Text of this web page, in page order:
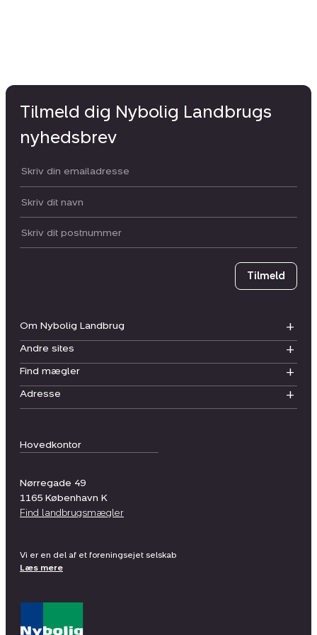
Hovedkontor
Nørregade 49
1165 København K
Find landbrugsmægler
Om Nybolig Landbrug
Andre sites
Find mægler
Adresse
Tilmeld dig Nybolig Landbrugs
nyhedsbrev
Din email:
Dit navn:
Postnummer
Tilmeld
Vi er en del af et foreningsejet selskab
Læs mere